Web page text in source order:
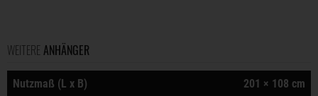
WEITERE ANHÄNGER
Nutzmaß (L x B) 201 × 108 cm